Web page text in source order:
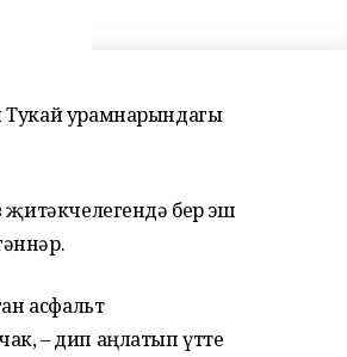
Тукай урамнарындагы
җитәкчелегендә бер эш
асфальт
– дип аңлатып үтте